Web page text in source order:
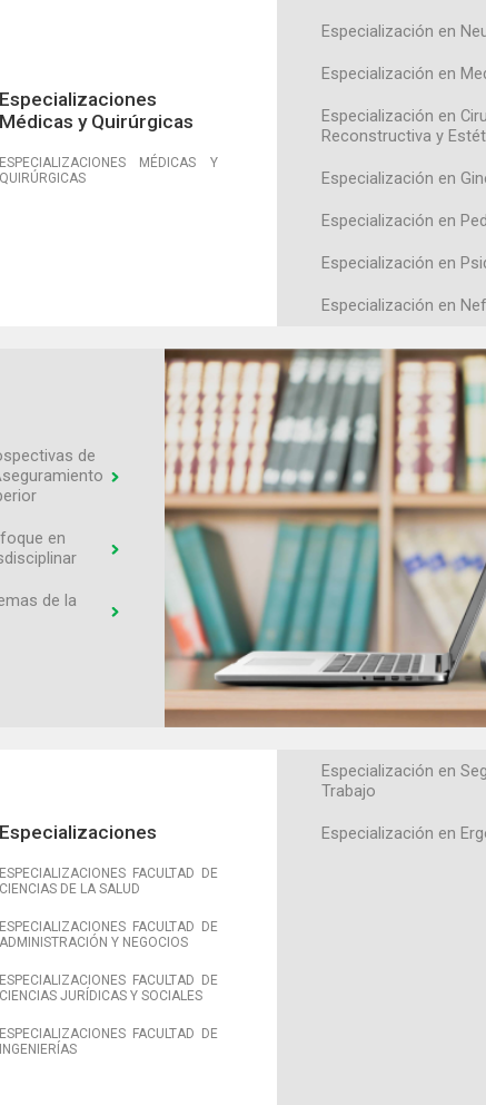
Especializaciones
Médicas y Quirúrgicas
ESPECIALIZACIONES MÉDICAS Y
QUIRÚRGICAS
Especialización en
Especialización en
Especialización en
Reconstructiva y
Especialización en
Especialización en
Especialización en
Especialización en
Especialización en
Especialización en
Especialización en
Especialización en
Especialización en
Especialización en
de
en
de la
Especializaciones
ESPECIALIZACIONES FACULTAD DE
CIENCIAS DE LA SALUD
ESPECIALIZACIONES FACULTAD DE
ADMINISTRACIÓN Y NEGOCIOS
ESPECIALIZACIONES FACULTAD DE
CIENCIAS JURÍDICAS Y SOCIALES
ESPECIALIZACIONES FACULTAD DE
INGENIERÍAS
Especialización en
Trabajo
Especialización en